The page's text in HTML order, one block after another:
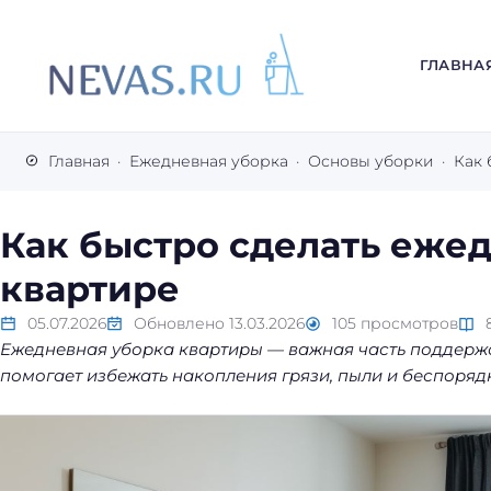
к
р
е
т
ы
л
е
Главная Ежедневная уборка Основы уборки Как
Как быстро сделать
квартире
05.07.2026 Обновлено 13.03.2026 105 просмотров
Ежедневная уборка квартиры — важная часть
помогает избежать накопления грязи, пыли и